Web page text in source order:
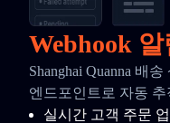
Webhook 알
Shanghai Quanna 배
엔드포인트로 자동
실시간 고객 주문